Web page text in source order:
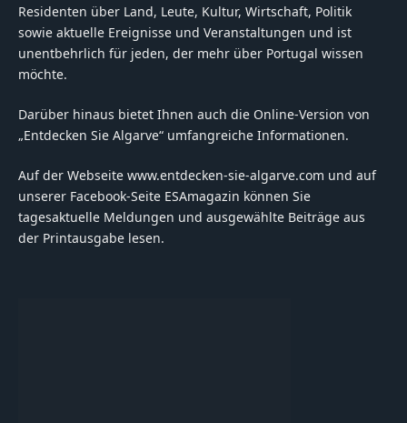
Residenten über Land, Leute, Kultur, Wirtschaft, Politik
sowie aktuelle Ereignisse und Veranstaltungen und ist
unentbehrlich für jeden, der mehr über Portugal wissen
möchte.
Darüber hinaus bietet Ihnen auch die Online-Version von
„Entdecken Sie Algarve“ umfangreiche Informationen.
Auf der Webseite www.entdecken-sie-algarve.com und auf
unserer Facebook-Seite ESAmagazin können Sie
tagesaktuelle Meldungen und ausgewählte Beiträge aus
der Printausgabe lesen.